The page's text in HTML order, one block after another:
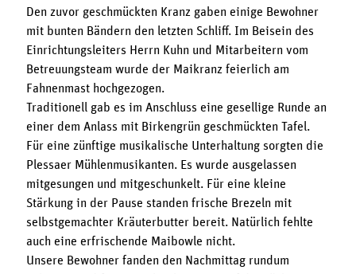
Den zuvor geschmückten Kranz gaben einige Bewohner
mit bunten Bändern den letzten Schliff. Im Beisein des
Einrichtungsleiters Herrn Kuhn und Mitarbeitern vom
Betreuungsteam wurde der Maikranz feierlich am
Fahnenmast hochgezogen.
Traditionell gab es im Anschluss eine gesellige Runde an
einer dem Anlass mit Birkengrün geschmückten Tafel.
Für eine zünftige musikalische Unterhaltung sorgten die
Plessaer Mühlenmusikanten. Es wurde ausgelassen
mitgesungen und mitgeschunkelt. Für eine kleine
Stärkung in der Pause standen frische Brezeln mit
selbstgemachter Kräuterbutter bereit. Natürlich fehlte
auch eine erfrischende Maibowle nicht.
Unsere Bewohner fanden den Nachmittag rundum